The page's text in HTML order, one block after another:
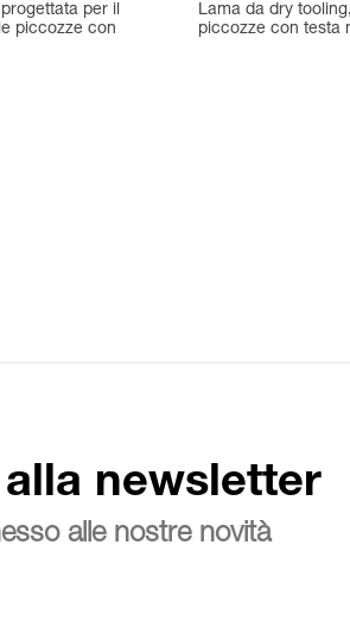
per il
piccozze con
Lama da dry
piccozze con testa
newsletter
alle nostre novità